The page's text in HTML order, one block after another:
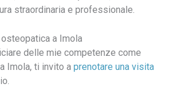
straordinaria e professionale.
a Imola
delle mie competenze come
Imola, ti invito a prenotare una visita